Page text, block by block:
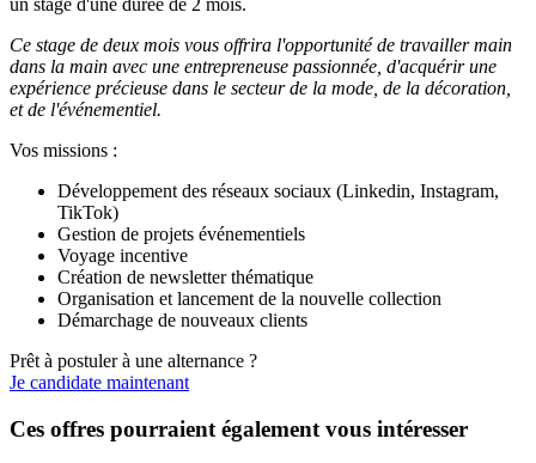
un stage d'une durée de 2 mois.
Ce stage de deux mois vous offrira l'opportunité de travailler main
dans la main avec une entrepreneuse passionnée, d'acquérir une
expérience précieuse dans le secteur de la mode, de la décoration,
et de l'événementiel.
Vos missions :
Développement des réseaux sociaux (Linkedin, Instagram,
TikTok)
Gestion de projets événementiels
Voyage incentive
Création de newsletter thématique
Organisation et lancement de la nouvelle collection
Démarchage de nouveaux clients
Prêt à postuler à une alternance ?
Je candidate maintenant
Ces offres pourraient également vous intéresser